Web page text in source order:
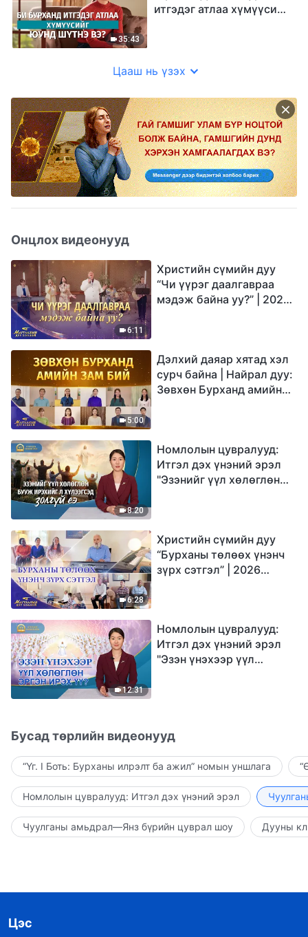
35:43
итгэдэг атлаа хүмүүсийг
Цааш нь үзэх
Онцлох видеонууд
6:11
Христийн сүмийн дуу
“Чи үүрэг даалгавраа
мэдэж байна уу?” | 2026
5:00
Дэлхий даяар хятад хэл
сурч байна | Найрал дуу:
Зөвхөн Бурханд амийн
8:20
Номлолын цувралууд:
Итгэл дэх үнэний эрэл
"Эзэнийг үүл хөлөглөн
6:28
Христийн сүмийн дуу
“Бурханы төлөөх үнэнч
зүрх сэтгэл” | 2026
12:31
Номлолын цувралууд:
Итгэл дэх үнэний эрэл
"Эзэн үнэхээр үүл
Бусад төрлийн видеонууд
“Үг. I Боть: Бурханы илрэлт ба ажил” номын уншлага
Номлолын цувралууд: Итгэл дэх үнэний эрэл
Чуулганы амьдрал—Янз бүрийн цуврал шоу Дууны
Цэс